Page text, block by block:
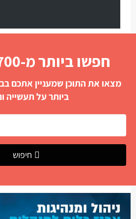
חפשו ביותר מ-700 מאמרים
מצאו את התוכן שמעניין אתכם
ביותר על תעשייה
חיפוש